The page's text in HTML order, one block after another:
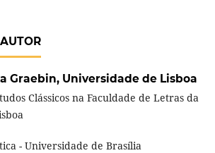
Graebin, Universidade de Lisboa
Clássicos na Faculdade de Letras da
- Universidade de Brasília